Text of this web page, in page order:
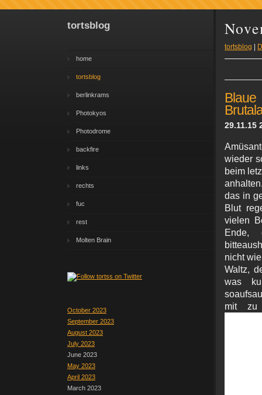
tortsblog
home
tortsblog
berlinkrams
Photokyos
Photodrome
backfire
links
rechts
fuc
rest
Molten Brain
October 2023
September 2023
August 2023
July 2023
June 2023
May 2023
April 2023
March 2023
tortsblog
29.11.15
wieder
beim
das in
Blut
vielen
Ende,
nicht
Waltz,
was
mit zu